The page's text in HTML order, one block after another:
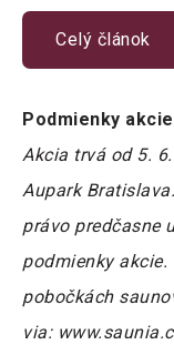
Celý článok
Podmienky akcie
Akcia trvá od 5.
Aupark
právo predčasne
podmienky
pobočkách
via: